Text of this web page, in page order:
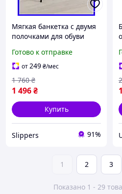
Мягкая банкетка с двумя
полочками для обуви
для обуви в прихожую
лофт синяя
Готово к отправке
от249₴/мес
1 496₴
1 760 ₴
Купить
Slippers 91%
1 2 3
Показано 1 - 29